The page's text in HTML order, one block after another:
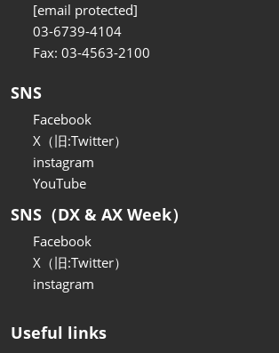
[email protected]
03-6739-4104
Fax: 03-4563-2100
SNS
Facebook
X（旧:Twitter）
instagram
YouTube
SNS（DX & AX Week）
Facebook
X（旧:Twitter）
instagram
Useful links